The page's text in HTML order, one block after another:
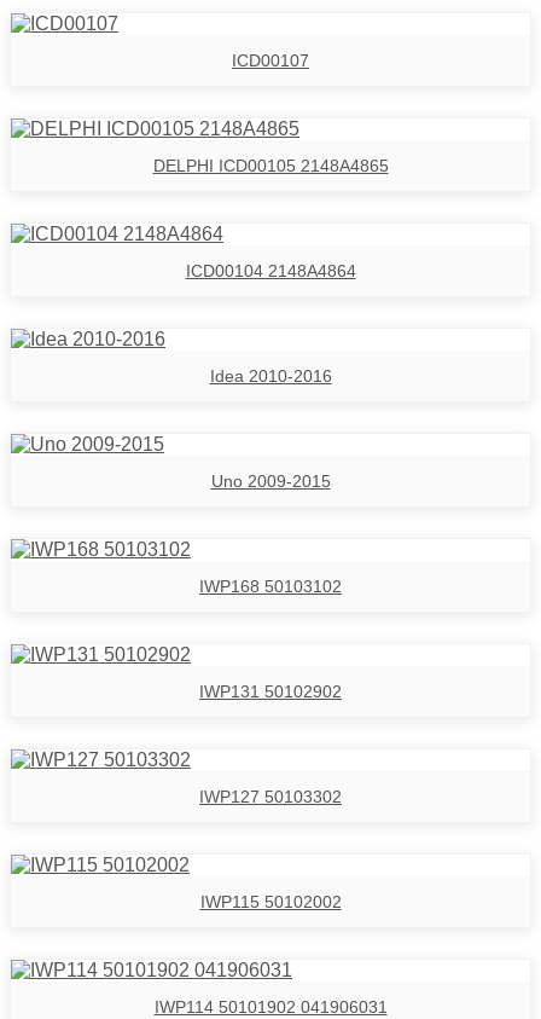
ICD00107
DELPHI ICD00105 2148A4865
ICD00104 2148A4864
Idea 2010-2016
Uno 2009-2015
IWP168 50103102
IWP131 50102902
IWP127 50103302
IWP115 50102002
IWP114 50101902 041906031